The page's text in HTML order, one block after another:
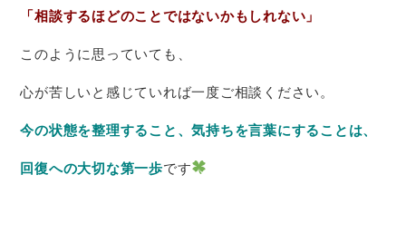
「相談するほどのことではないかもしれない」
このように思っていても、
心が苦しいと感じていれば一度ご相談ください。
今の状態を整理すること、気持ちを言葉にすることは、
回復への大切な第一歩です